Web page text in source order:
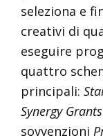
seleziona e
creativi di
eseguire
quattro
principali:
Synergy Grants
sovvenzioni